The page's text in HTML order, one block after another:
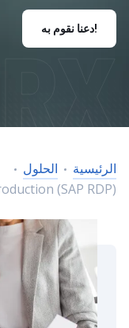
دعنا نقوم به!
الرئيسية
الحلول
(SAP RDP)